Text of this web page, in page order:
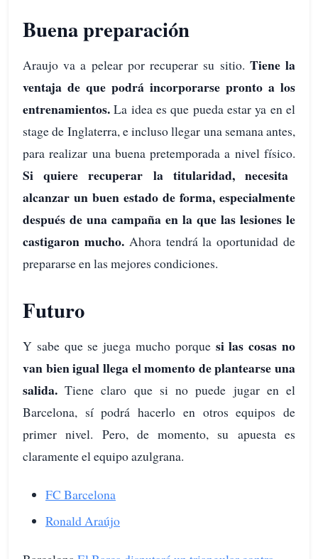
Buena preparación
Araujo va a pelear por recuperar su sitio. Tiene la
ventaja de que podrá incorporarse pronto a los
entrenamientos.La idea es que pueda estar ya en el
stage de Inglaterra, e incluso llegar una semana antes,
para realizar una buena pretemporada a nivel físico.
Si quiere recuperar la titularidad, necesita
alcanzar un buen estado de forma, especialmente
después de una campaña en la que las lesiones le
castigaron mucho.Ahora tendrá la oportunidad de
prepararse en las mejores condiciones.
Futuro
Y sabe que se juega mucho porque si las cosas no
van bien igual llega el momento de plantearse una
salida.Tiene claro que si no puede jugar en el
Barcelona, sí podrá hacerlo en otros equipos de
primer nivel. Pero, de momento, su apuesta es
claramente el equipo azulgrana.
FC Barcelona
Ronald Araújo